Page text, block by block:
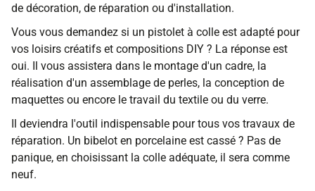
de décoration, de réparation ou d'installation.
Vous vous demandez si un pistolet à colle est adapté pour
vos loisirs créatifs et compositions DIY ? La réponse est
oui. Il vous assistera dans le montage d'un cadre, la
réalisation d'un assemblage de perles, la conception de
maquettes ou encore le travail du textile ou du verre.
Il deviendra l'outil indispensable pour tous vos travaux de
réparation. Un bibelot en porcelaine est cassé ? Pas de
panique, en choisissant la colle adéquate, il sera comme
neuf.